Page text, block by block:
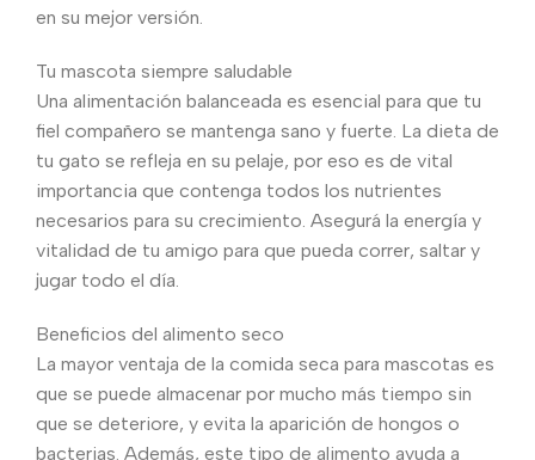
en su mejor versión.
Tu mascota siempre saludable
Una alimentación balanceada es esencial para que tu
fiel compañero se mantenga sano y fuerte. La dieta de
tu gato se refleja en su pelaje, por eso es de vital
importancia que contenga todos los nutrientes
necesarios para su crecimiento. Asegurá la energía y
vitalidad de tu amigo para que pueda correr, saltar y
jugar todo el día.
Beneficios del alimento seco
La mayor ventaja de la comida seca para mascotas es
que se puede almacenar por mucho más tiempo sin
que se deteriore, y evita la aparición de hongos o
bacterias. Además, este tipo de alimento ayuda a